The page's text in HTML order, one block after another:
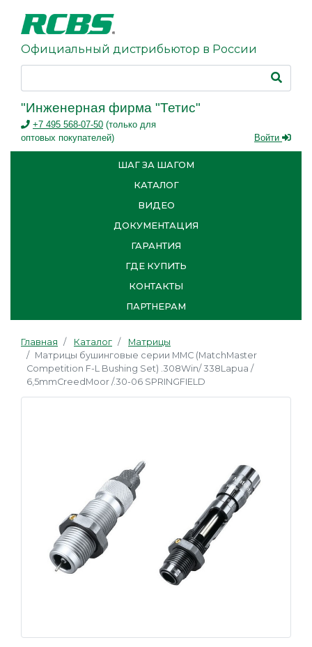
Официальный дистрибьютор в России
"Инженерная фирма "Тетис"
+7 495 568-07-50 (только для
оптовых покупателей)
Войти
ШАГ ЗА ШАГОМ
КАТАЛОГ
ВИДЕО
ДОКУМЕНТАЦИЯ
ГАРАНТИЯ
ГДЕ КУПИТЬ
КОНТАКТЫ
ПАРТНЕРАМ
Главная Каталог
Матрицы
Матрицы бушинговые серии MMC (MatchMaster
Competition F-L Bushing Set) .308Win/ 338Lapua /
6,5mmCreedMoor /.30-06 SPRINGFIELD